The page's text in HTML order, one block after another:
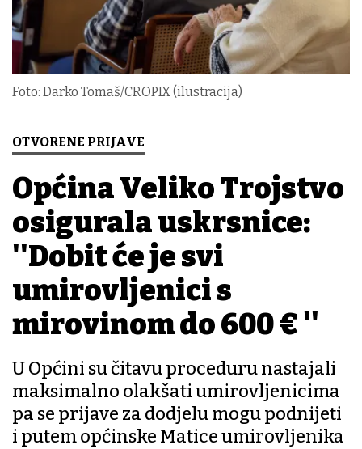
Foto: Darko Tomaš/CROPIX (ilustracija)
OTVORENE PRIJAVE
Općina Veliko Trojstvo
osigurala uskrsnice:
''Dobit će je svi
umirovljenici s
mirovinom do 600 € ''
U Općini su čitavu proceduru nastajali
maksimalno olakšati umirovljenicima
pa se prijave za dodjelu mogu podnijeti
i putem općinske Matice umirovljenika